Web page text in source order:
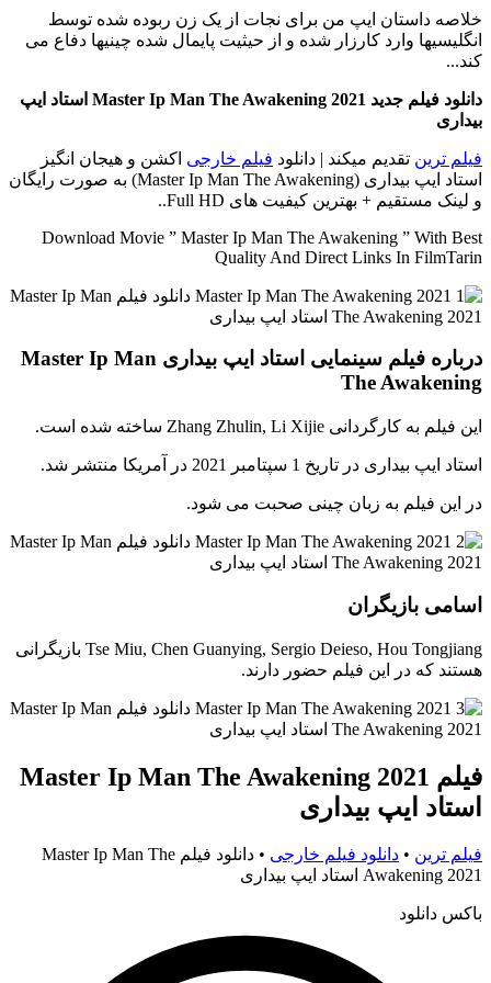
خلاصه داستان ایپ من برای نجات از یک زن ربوده شده توسط
انگلیسیها وارد کارزار شده و از حیثیت پایمال شده چینیها دفاع می
کند...
دانلود فیلم جدید Master Ip Man The Awakening 2021 استاد ایپ
بیداری
فیلم ترین تقدیم میکند | دانلود فیلم خارجی اکشن و هیجان انگیز
استاد ایپ بیداری (Master Ip Man The Awakening) به صورت رایگان
و لینک مستقیم + بهترین کیفیت های Full HD..
Download Movie ” Master Ip Man The Awakening ” With Best
Quality And Direct Links In FilmTarin
درباره فیلم سینمایی استاد ایپ بیداری Master Ip Man
The Awakening
این فیلم به کارگردانی Zhang Zhulin, Li Xijie ساخته شده است.
استاد ایپ بیداری در تاریخ 1 سپتامبر 2021 در آمریکا منتشر شد.
در این فیلم به زبان چینی صحبت می شود.
اسامی بازیگران
Tse Miu, Chen Guanying, Sergio Deieso, Hou Tongjiang بازیگرانی
هستند که در این فیلم حضور دارند.
فیلم Master Ip Man The Awakening 2021
استاد ایپ بیداری
فیلم ترین • دانلود فیلم خارجی •
دانلود فیلم Master Ip Man The
Awakening 2021 استاد ایپ بیداری
باکس دانلود